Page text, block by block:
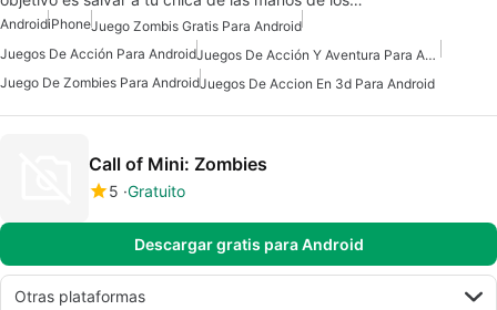
AndroidiPhoneJuego Zombis Gratis Para Android
Juegos De Acción Para Android
Juegos De Acción Y Aventura Para Android
Juego De Zombies Para AndroidJuegos De Accion En 3d Para Android
Call of Mini: Zombies
5 Gratuito
Descargar gratis para Android
Otras plataformas